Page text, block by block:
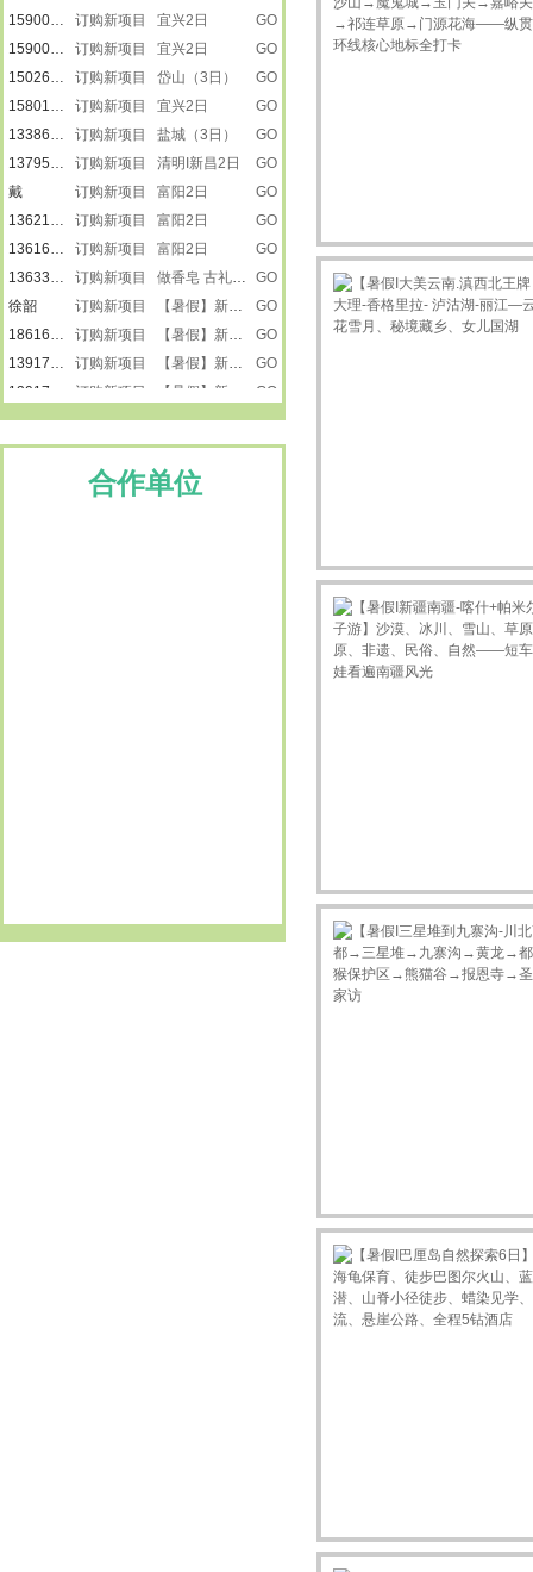
订购新项目 宜兴2日
GO
订购新项目 岱山（3日）
GO
订购新项目 宜兴2日
GO
订购新项目 盐城（3日）
GO
订购新项目 清明I新昌2日
GO
戴
订购新项目 富阳2日
GO
订购新项目 富阳2日
GO
订购新项目 富阳2日
GO
GO
徐韶
订购新项目 【暑假】新疆之南疆
GO
GO
GO
GO
楚楚
订购新项目 景泰蓝
GO
刘莹
订购新项目 走进远望号
GO
13917865272
订购新项目 走进远望号
GO
合作单位